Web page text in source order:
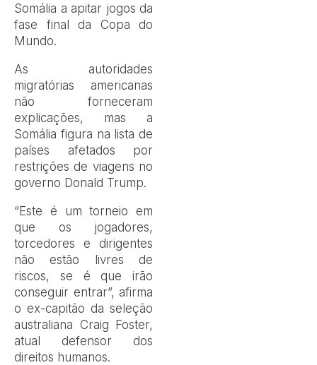
Somália a apitar jogos da
fase final da Copa do
Mundo.
As autoridades
migratórias americanas
não forneceram
explicações, mas a
Somália figura na lista de
países afetados por
restrições de viagens no
governo Donald Trump.
“Este é um torneio em
que os jogadores,
torcedores e dirigentes
não estão livres de
riscos, se é que irão
conseguir entrar”, afirma
o ex-capitão da seleção
australiana Craig Foster,
atual defensor dos
direitos humanos.